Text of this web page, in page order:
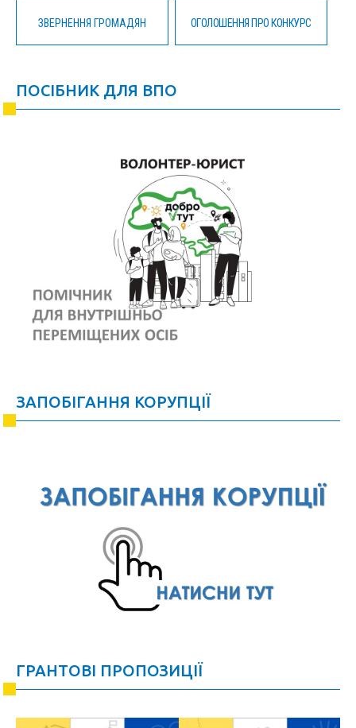
ЗВЕРНЕННЯ ГРОМАДЯН ОГОЛОШЕННЯ ПРО КОНКУРС
ПОСІБНИК ДЛЯ ВПО
ЗАПОБІГАННЯ КОРУПЦІЇ
ГРАНТОВІ ПРОПОЗИЦІЇ